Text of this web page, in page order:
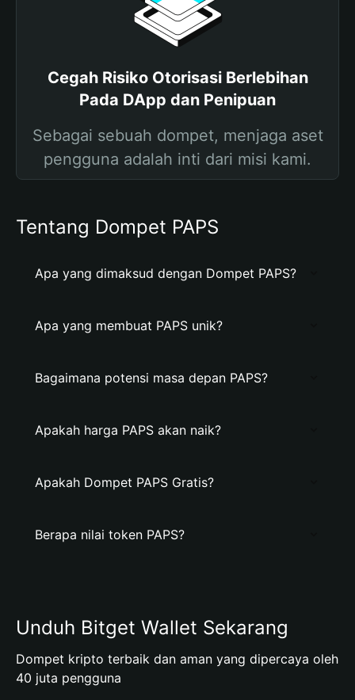
Cegah Risiko Otorisasi Berlebihan
Pada DApp dan Penipuan
Sebagai sebuah dompet, menjaga aset
pengguna adalah inti dari misi kami.
Tentang Dompet PAPS
Apa yang dimaksud dengan Dompet PAPS?
Apa yang membuat PAPS unik?
Bagaimana potensi masa depan PAPS?
Apakah harga PAPS akan naik?
Apakah Dompet PAPS Gratis?
Berapa nilai token PAPS?
Unduh Bitget Wallet Sekarang
Dompet kripto terbaik dan aman yang dipercaya oleh
40 juta pengguna